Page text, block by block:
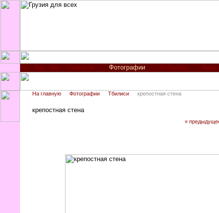
Новости Фотографии О Грузии Виза
На главную Фотографии Тбилиси крепостная стена
крепостная стена
«